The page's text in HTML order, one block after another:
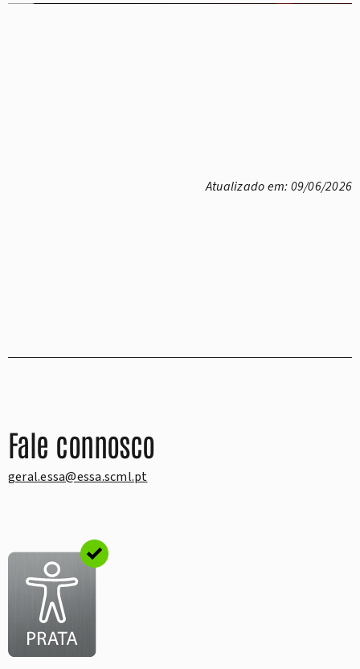
Atualizado em: 09/06/2026
Fale connosco
geral.essa@essa.scml.pt